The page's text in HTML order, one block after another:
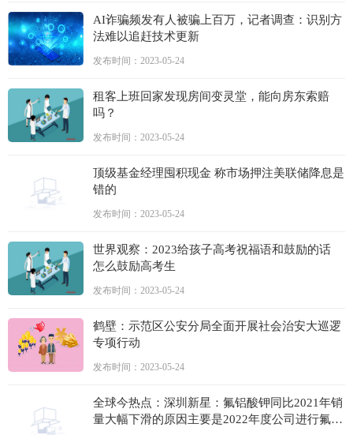
AI诈骗频发有人被骗上百万，记者调查：识别方
法难以追赶技术更新
发布时间：2023-05-24
租客上班回家发现房间变灵堂，能向房东索赔
吗？
发布时间：2023-05-24
顶级基金经理囤积现金 称市场押注美联储降息是
错的
发布时间：2023-05-24
世界观察：2023给孩子高考祝福语和鼓励的话
怎么鼓励高考生
发布时间：2023-05-24
鹤壁：示范区公安分局全面开展社会治安大巡逻
专项行动
发布时间：2023-05-24
全球今热点：深圳新星：氟铝酸钾同比2021年销
量大幅下滑的原因主要是2022年度公司进行氟铝